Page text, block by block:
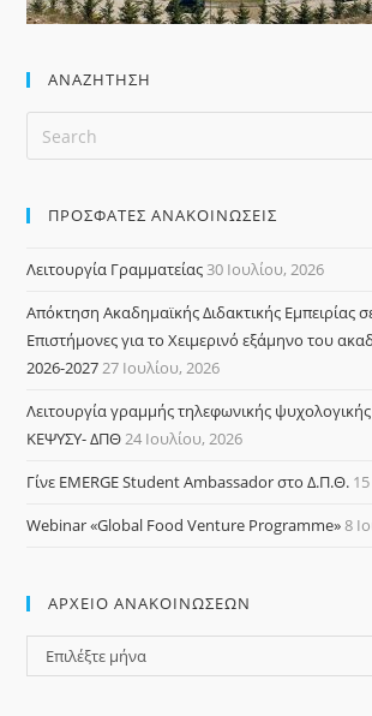
ΑΝΑΖΉΤΗΣΗ
ΠΡΟΣΦΑΤΕΣ ΑΝΑΚΟΙΝΩΣΕΙΣ
Λειτουργία Γραμματείας30 Ιουλίου, 2026
Απόκτηση Ακαδημαϊκής Διδακτικής Εμπειρίας
Επιστήμονες για το Χειμερινό εξάμηνο του
2026-202727 Ιουλίου, 2026
Λειτουργία γραμμής τηλεφωνικής
ΚΕΨΥΣΥ- ΔΠΘ24 Ιουλίου, 2026
Γίνε EMERGE Student Ambassador στο Δ.Π.Θ.
Webinar «Global Food Venture Programme»8
ΑΡΧΕΙΟ ΑΝΑΚΟΙΝΩΣΕΩΝ
Επιλέξτε μήνα